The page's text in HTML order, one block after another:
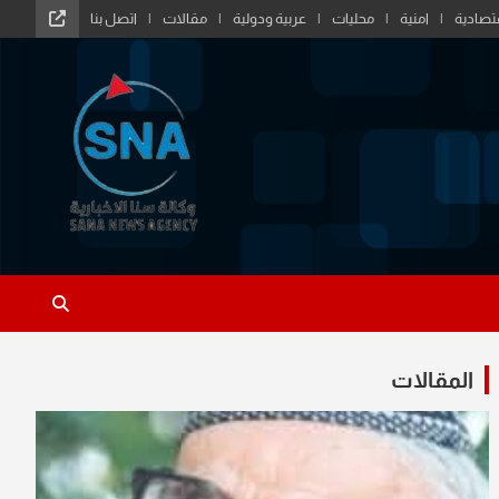
امنية محليات عربية ودولية مقالات اتصل بنا
المقالات